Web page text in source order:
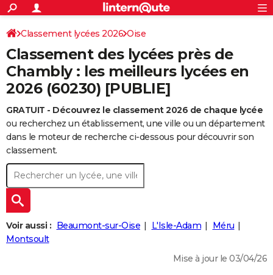
ACTUALITÉS
Politique
Société
Faits Divers
Education
Monde
Villes
+
SPORT
Coupe du monde 2026
Football
Tennis
Cyclisme
Rugby
Forum
CULTURE
Programme TV
TNT
Streaming
Cinéma
Sorties cinéma
Musique
+
FINANCE
Retraite
Impôts
Epargne
Immobilier
Risques naturels par ville
Banque
Assurance
Crédit
AUTO
Essais
Réserver un essai
Citadines
Berlines
SUV
Forum auto
+
HIGH-TECH
BRICOLAGE
Forum
Aménagement intérieur
Extérieur
Cuisine
Salle de bains
Jardinage
Rangement
+WEEK-END
Guides de France
Escapades
Patrimoine
Expositions
Musées
Week-end nature
+
LIFESTYLE
Art de vivre
Bien-être
Loisirs
Mode
Modes de vie
+SANTE
S'inscrire
Connexion
Classement lycées 2026 Oise
Classement des lycées près de
Chambly : les meilleurs lycées en
2026 (60230) [PUBLIE]
GRATUIT - Découvrez le classement 2026 de chaque lycée
ou recherchez un établissement, une ville ou un département
dans le moteur de recherche ci-dessous pour découvrir son
classement.
Voir aussi : Beaumont-sur-Oise L'Isle-Adam
Méru
Montsoult
Mise à jour le 03/04/26